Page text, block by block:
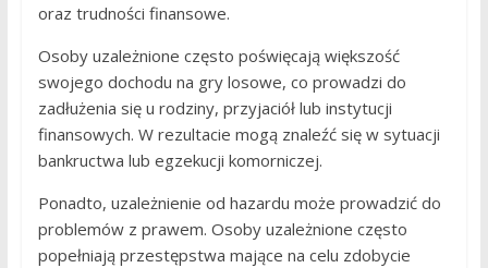
oraz trudności finansowe.
Osoby uzależnione często poświęcają większość
swojego dochodu na gry losowe, co prowadzi do
zadłużenia się u rodziny, przyjaciół lub instytucji
finansowych. W rezultacie mogą znaleźć się w sytuacji
bankructwa lub egzekucji komorniczej.
Ponadto, uzależnienie od hazardu może prowadzić do
problemów z prawem. Osoby uzależnione często
popełniają przestępstwa mające na celu zdobycie